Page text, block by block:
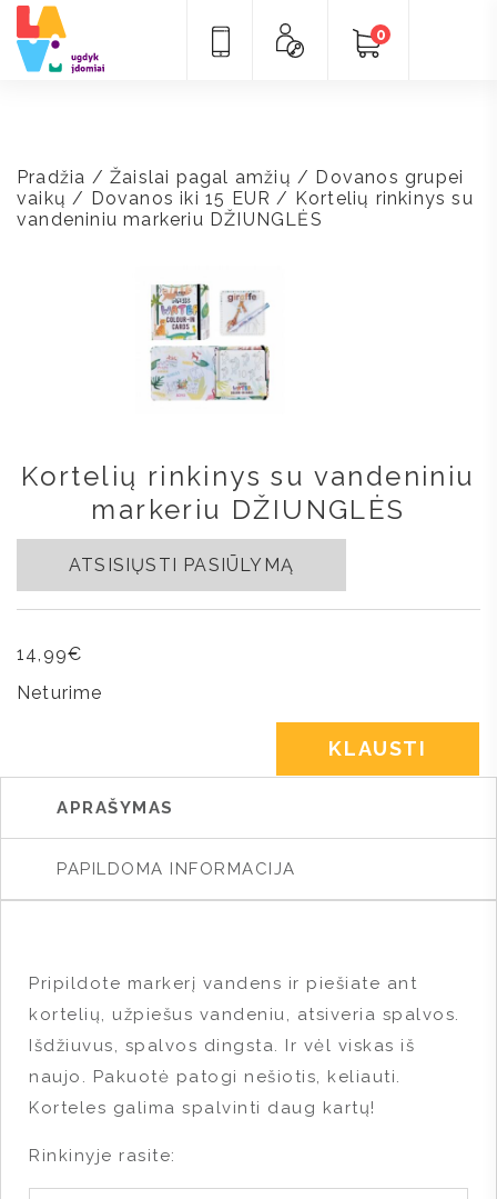
0
Pradžia /Žaislai pagal amžių / Dovanos grupei
vaikų / Dovanos iki 15 EUR / Kortelių rinkinys su
vandeniniu markeriu DŽIUNGLĖS
Kortelių rinkinys su vandeniniu
markeriu DŽIUNGLĖS
ATSISIŲSTI PASIŪLYMĄ
14,99€
Neturime
KLAUSTI
APRAŠYMAS
PAPILDOMA INFORMACIJA
Pripildote markerį vandens ir piešiate ant
kortelių, užpiešus vandeniu, atsiveria spalvos.
Išdžiuvus, spalvos dingsta. Ir vėl viskas iš
naujo. Pakuotė patogi nešiotis, keliauti.
Korteles galima spalvinti daug kartų!
Rinkinyje rasite: